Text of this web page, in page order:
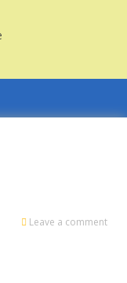
Leave a comment